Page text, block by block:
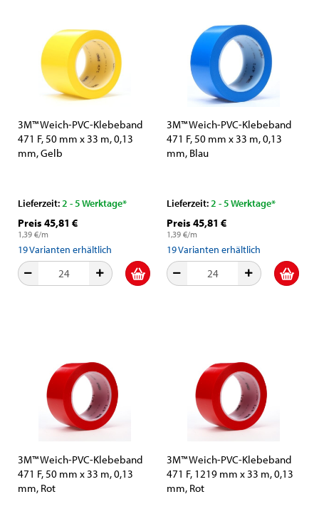
3M™ Weich-PVC-Klebeband
471 F, 50 mm x 33 m, 0,13
mm, Gelb
Lieferzeit:2 - 5 Werktage*
Preis 45,81 €
1,39 €/m
19Varianten erhältlich
3M™ Weich-PVC-Klebeband
471 F, 50 mm x 33 m, 0,13
mm, Blau
Lieferzeit:2 - 5 Werktage*
Preis 45,81 €
1,39 €/m
19Varianten erhältlich
3M™ Weich-PVC-Klebeband
471 F, 50 mm x 33 m, 0,13
mm, Rot
3M™ Weich-PVC-Klebeband
471 F, 1219 mm x 33 m, 0,13
mm, Rot